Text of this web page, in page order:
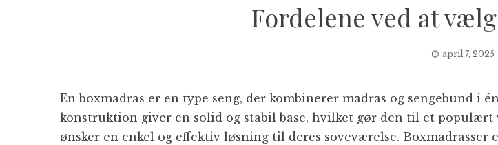
Fordelene ved at
april 7, 2025
En boxmadras er en type seng, der kombinerer madras og sengebund i
konstruktion giver en solid og stabil base, hvilket gør den til et populært
ønsker en enkel og effektiv løsning til deres soveværelse. Boxmadrasser